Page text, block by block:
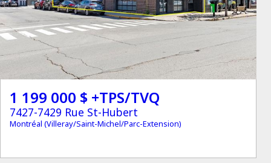
1 199 000 $ +TPS/TVQ
7427-7429 Rue St-Hubert
Montréal (Villeray/Saint-Michel/Parc-Extension)